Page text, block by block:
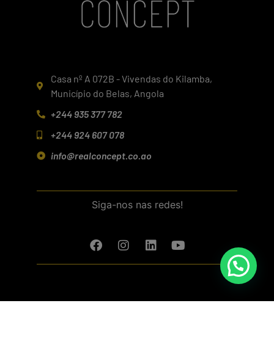
Casa nº A 072B - Vivendas do Kilamba,
Município do Belas, Angola
+244 935 377 782
+244 924 607 078
info@realconcept.co.ao
Siga-nos nas redes!